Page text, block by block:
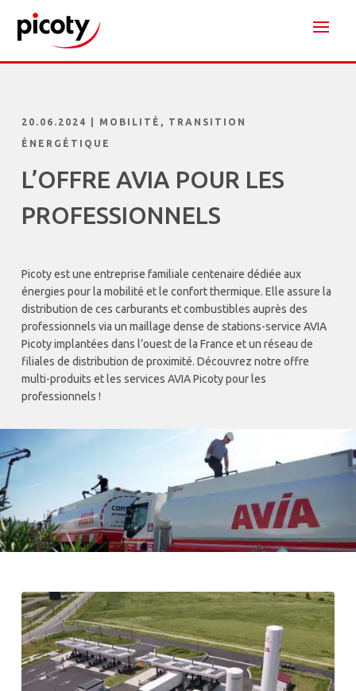
20.06.2024 MOBILITÉ , TRANSITION
ÉNERGÉTIQUE
L’OFFRE AVIA POUR LES
PROFESSIONNELS
Picoty est une entreprise familiale centenaire dédiée aux
énergies pour la mobilité et le confort thermique. Elle assure la
distribution de ces carburants et combustibles auprès des
professionnels via un maillage dense de stations-service AVIA
Picoty implantées dans l’ouest de la France et un réseau de
filiales de distribution de proximité. Découvrez notre offre
multi-produits et les services AVIA Picoty pour les
professionnels !